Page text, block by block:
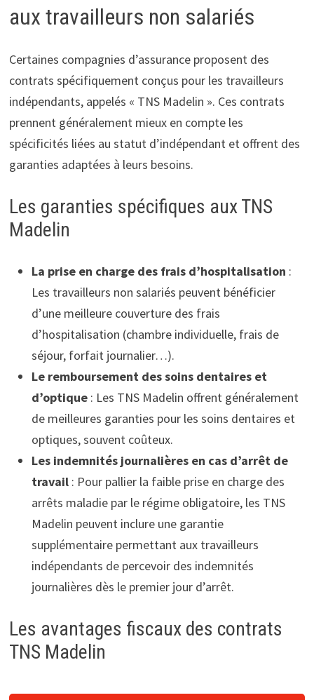
aux travailleurs non salariés
Certaines compagnies d’assurance proposent des
contrats spécifiquement conçus pour les travailleurs
indépendants, appelés « TNS Madelin ». Ces contrats
prennent généralement mieux en compte les
spécificités liées au statut d’indépendant et offrent des
garanties adaptées à leurs besoins.
Les garanties spécifiques aux TNS
Madelin
La prise en charge des frais d’hospitalisation :
Les travailleurs non salariés peuvent bénéficier
d’une meilleure couverture des frais
d’hospitalisation (chambre individuelle, frais de
séjour, forfait journalier…).
Le remboursement des soins dentaires et
d’optique: Les TNS Madelin offrent généralement
de meilleures garanties pour les soins dentaires et
optiques, souvent coûteux.
Les indemnités journalières en cas d’arrêt de
travail: Pour pallier la faible prise en charge des
arrêts maladie par le régime obligatoire, les TNS
Madelin peuvent inclure une garantie
supplémentaire permettant aux travailleurs
indépendants de percevoir des indemnités
journalières dès le premier jour d’arrêt.
Les avantages fiscaux des contrats
TNS Madelin